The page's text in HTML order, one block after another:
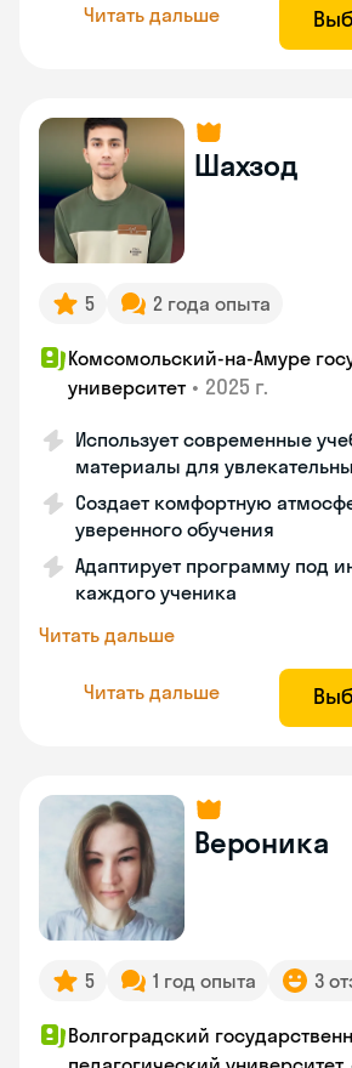
Читать дальше
Шахзод
5 2 года опыта
Комсомольский-на-Амуре
университет • 2025 г.
Использует современные
материалы для
Создает комфортную
уверенного обучения
Адаптирует программу под
каждого ученика
Читать дальше
Читать дальше
Вероника
5 1 год опыта 3
Волгоградский